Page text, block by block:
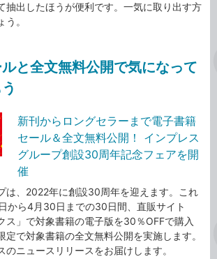
抽出したほうが便利です。一気に取り出す方
。
と全文無料公開で気になって
新刊からロングセラーまで電子書籍
セール＆全文無料公開！ インプレス
グループ創設30周年記念フェアを開
催
は、2022年に創設30周年を迎えます。これ
から4月30日までの30日間、直販サイト
ス」で対象書籍の電子版を30％OFFで購入
定で対象書籍の全文無料公開を実施します。
のニュースリリースをお届けします。